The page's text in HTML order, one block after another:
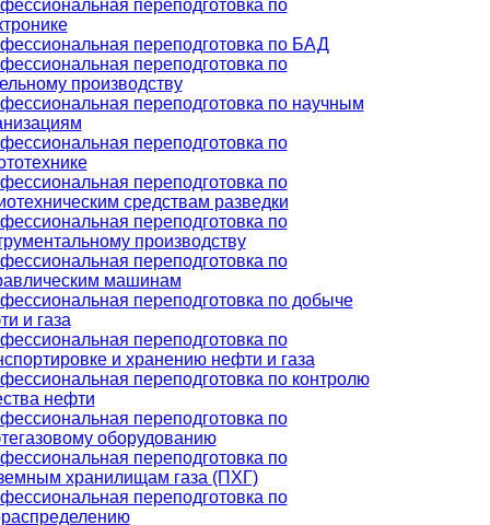
переподготовка по
переподготовка по БАД
переподготовка по
производству
переподготовка по научным
переподготовка по
переподготовка по
средствам разведки
переподготовка по
производству
переподготовка по
машинам
переподготовка по добыче
и газа
переподготовка по
и хранению нефти и газа
переподготовка по контролю
нефти
переподготовка по
оборудованию
переподготовка по
хранилищам газа (ПХГ)
переподготовка по